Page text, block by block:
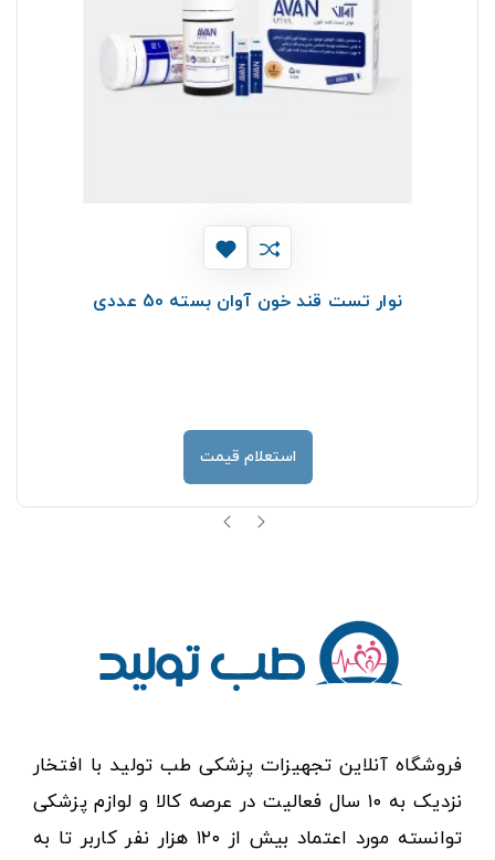
نوار تست قند خون آوان بسته 50 عددی
استعلام قیمت
فروشگاه آنلاین تجهیزات پزشکی طب تولید با افتخار
نزدیک به ۱۰ سال فعالیت در عرصه کالا و لوازم پزشکی
توانسته مورد اعتماد بیش از ۱۲۰ هزار نفر کاربر تا به